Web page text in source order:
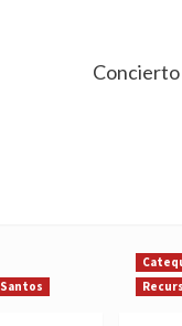
Concierto
Santos